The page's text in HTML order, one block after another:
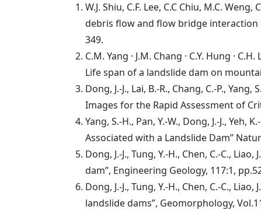
W.J. Shiu, C.F. Lee, C.C Chiu, M.C.
debris flow and flow bridge interaction
349.
C.M. Yang · J.M. Chang · C.Y. Hung ·
Life span of a landslide dam on
Dong, J.-J., Lai, B.-R., Chang, C.-P.,
Images for the Rapid Assessment of
Yang, S.-H., Pan, Y.-W., Dong, J.-J.,
Associated with a Landslide Dam”
Dong, J.-J., Tung, Y.-H., Chen, C.-C.,
dam”, Engineering Geology, 117:1,
Dong, J.-J., Tung, Y.-H., Chen, C.-C.,
landslide dams”, Geomorphology,